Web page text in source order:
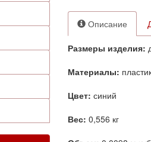
Описание
Размеры изделия:
Материалы:
Цвет: синий
Вес: 0,556 кг